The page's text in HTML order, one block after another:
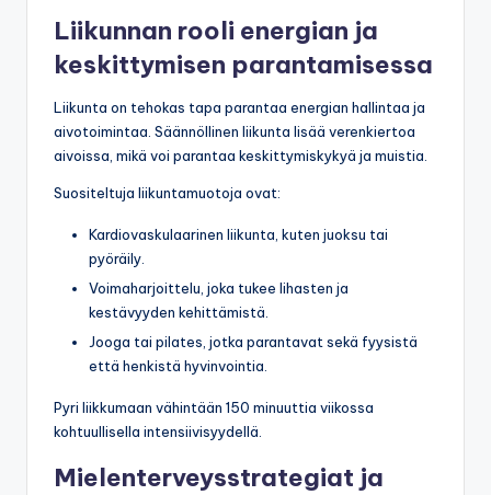
Liikunnan rooli energian ja
keskittymisen parantamisessa
Liikunta on tehokas tapa parantaa energian hallintaa ja
aivotoimintaa. Säännöllinen liikunta lisää verenkiertoa
aivoissa, mikä voi parantaa keskittymiskykyä ja muistia.
Suositeltuja liikuntamuotoja ovat:
Kardiovaskulaarinen liikunta, kuten juoksu tai
pyöräily.
Voimaharjoittelu, joka tukee lihasten ja
kestävyyden kehittämistä.
Jooga tai pilates, jotka parantavat sekä fyysistä
että henkistä hyvinvointia.
Pyri liikkumaan vähintään 150 minuuttia viikossa
kohtuullisella intensiivisyydellä.
Mielenterveysstrategiat ja